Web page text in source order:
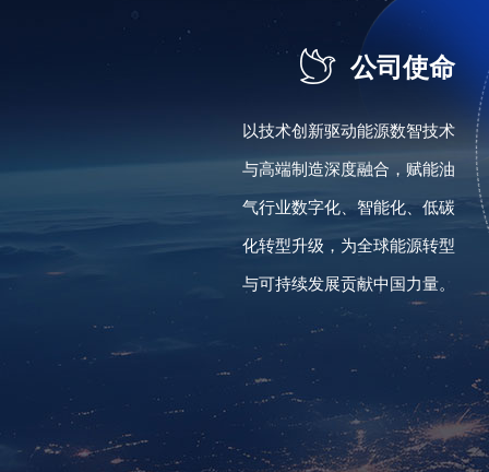
 公司使命
以技术创新驱动能源数智技术
与高端制造深度融合，赋能油
气行业数字化、智能化、低碳
化转型升级，为全球能源转型
与可持续发展贡献中国力量。